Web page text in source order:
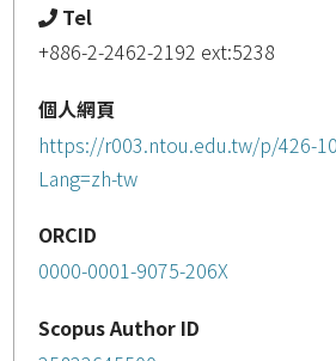
Tel
+886-2-2462-2192 ext:5238
個人網頁
https://r003.ntou.edu.tw/p/426-
Lang=zh-tw
ORCID
0000-0001-9075-206X
Scopus Author ID